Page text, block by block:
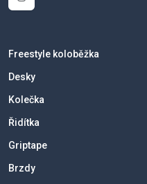
Freestyle koloběžka
Desky
Kolečka
Řidítka
Griptape
Brzdy